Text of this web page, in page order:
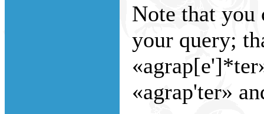
Note that you
your query;
«agrap'ter»